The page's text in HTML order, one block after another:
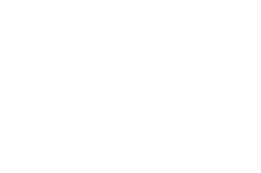
）対象機器のソフトウェアをMBDツールを使用して設計し、実
発に先行して導入されている開発手法ですが、今後さまざまな製
です。